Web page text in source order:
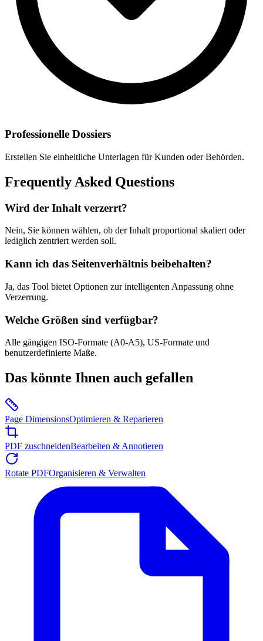
Professionelle Dossiers
Erstellen Sie einheitliche Unterlagen für Kunden oder Behörden.
Frequently Asked Questions
Wird der Inhalt verzerrt?
Nein, Sie können wählen, ob der Inhalt proportional skaliert oder
lediglich zentriert werden soll.
Kann ich das Seitenverhältnis beibehalten?
Ja, das Tool bietet Optionen zur intelligenten Anpassung ohne
Verzerrung.
Welche Größen sind verfügbar?
Alle gängigen ISO-Formate (A0-A5), US-Formate und
benutzerdefinierte Maße.
Das könnte Ihnen auch gefallen
Page DimensionsOptimieren & Reparieren
PDF zuschneidenBearbeiten & Annotieren
Rotate PDFOrganisieren & Verwalten